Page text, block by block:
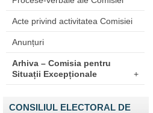
Acte privind activitatea Comisiei
Anunțuri
Arhiva – Comisia pentru
Situații Excepționale
+
CONSILIUL ELECTORAL DE